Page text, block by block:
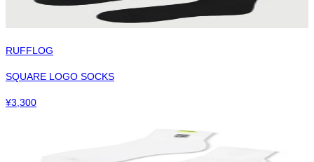
RUFFLOG
SQUARE LOGO SOCKS
¥3,300